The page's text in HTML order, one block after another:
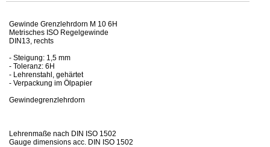
Gewinde Grenzlehrdorn M 10 6H
Metrisches ISO Regelgewinde
DIN13, rechts
- Steigung: 1,5 mm
- Toleranz: 6H
- Lehrenstahl, gehärtet
- Verpackung im Ölpapier
Gewindegrenzlehrdorn
Lehrenmaße nach DIN ISO 1502
Gauge dimensions acc. DIN ISO 1502